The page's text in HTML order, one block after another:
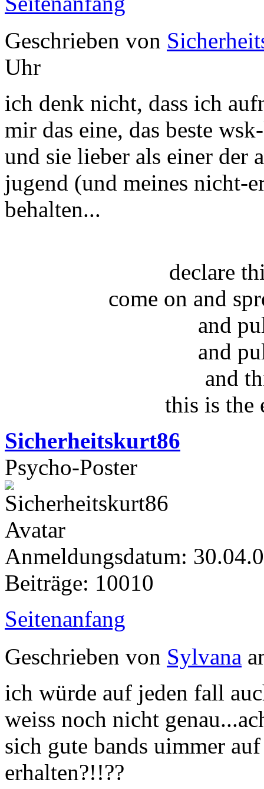
Geschrieben von
Uhr
ich denk nicht, dass ich
mir das eine, das beste
und sie lieber als einer der
jugend (und meines nicht-
behalten...
declare
come on and
and
and
and
this is the
Sicherheitskurt86
Psycho-Poster
Anmeldungsdatum:
Beiträge: 10010
Seitenanfang
Geschrieben von Sylvana
ich würde auf jeden fall
weiss noch nicht
sich gute bands uimmer
erhalten?!!??